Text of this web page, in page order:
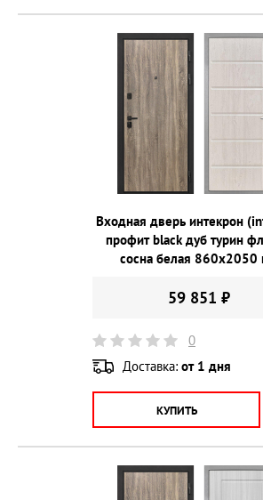
Входная дверь интекрон
профит black дуб турин
сосна белая
59 851 ₽
0
Доставка: от 1 дня
КУПИТЬ